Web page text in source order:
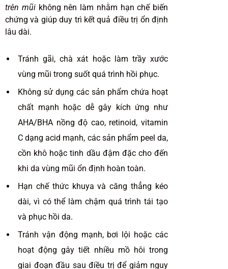
trên mũikhông nên làm nhằm hạn chế biến
chứng và giúp duy trì kết quả điều trị ổn định
lâu dài.
Tránh gãi, chà xát hoặc làm trầy xước
vùng mũi trong suốt quá trình hồi phục.
Không sử dụng các sản phẩm chứa hoạt
chất mạnh hoặc dễ gây kích ứng như
AHA/BHA nồng độ cao, retinoid, vitamin
C dạng acid mạnh, các sản phẩm peel da,
cồn khô hoặc tinh dầu đậm đặc cho đến
khi da vùng mũi ổn định hoàn toàn.
Hạn chế thức khuya và căng thẳng kéo
dài, vì có thể làm chậm quá trình tái tạo
và phục hồi da.
Tránh vận động mạnh, bơi lội hoặc các
hoạt động gây tiết nhiều mồ hôi trong
giai đoạn đầu sau điều trị để giảm nguy